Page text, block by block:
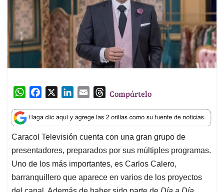
W
a
t
s
A
p
p
c
e
b
o
o
k
n
k
e
d
I
n
a
i
l
T
r
e
a
d
s
Compártelo
Caracol Televisión cuenta con una gran grupo de
presentadores, preparados por sus múltiples programas.
Uno de los más importantes, es Carlos Calero,
barranquillero que aparece en varios de los proyectos